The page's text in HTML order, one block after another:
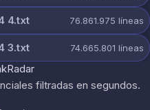
4.txt 76.861.975 líneas
3.txt 74.665.801 líneas
filtradas en segundos.